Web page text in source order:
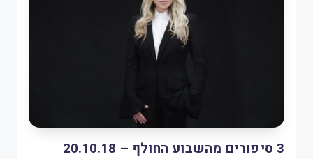
3 סיפורים מהשבוע החולף – 20.10.18